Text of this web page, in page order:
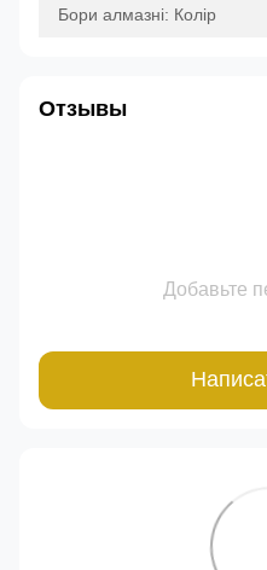
Бори алмазні: Колір
Отзывы
Добавьте